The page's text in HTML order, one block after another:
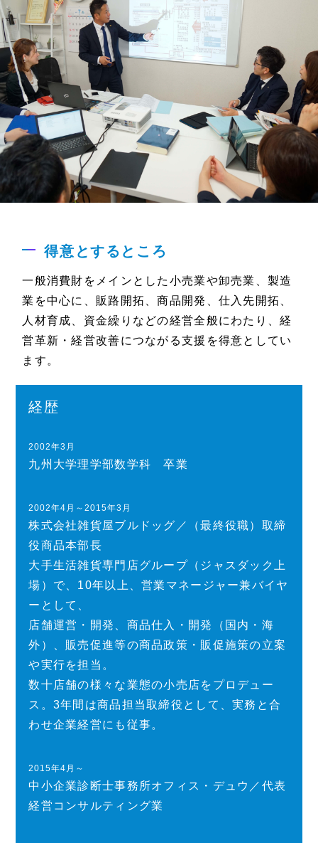
得意とするところ
一般消費財をメインとした小売業や卸売業、製造
業を中心に、販路開拓、商品開発、仕入先開拓、
人材育成、資金繰りなどの経営全般にわたり、経
営革新・経営改善につながる支援を得意としてい
ます。
経歴
2002年3月
九州大学理学部数学科 卒業
2002年4月～2015年3月
株式会社雑貨屋ブルドッグ／（最終役職）取締
役商品本部長
大手生活雑貨専門店グループ（ジャスダック上
場）で、10年以上、営業マネージャー兼バイヤ
ーとして、
店舗運営・開発、商品仕入・開発（国内・海
外）、販売促進等の商品政策・販促施策の立案
や実行を担当。
数十店舗の様々な業態の小売店をプロデュー
ス。3年間は商品担当取締役として、実務と合
わせ企業経営にも従事。
2015年4月～
中小企業診断士事務所オフィス・デュウ／代表
経営コンサルティング業